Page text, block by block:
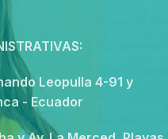
Leopulla 4-91 y
- Ecuador